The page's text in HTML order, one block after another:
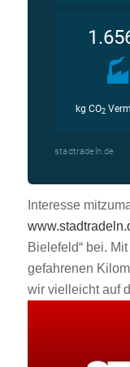
Interesse
Bielefeld“ bei.
gefahrenen
wir vielleicht auf